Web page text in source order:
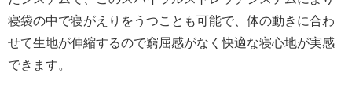
寝袋の中で寝がえりをうつことも可能で、体の動きに合わ
せて生地が伸縮するので窮屈感がなく快適な寝心地が実感
できます。